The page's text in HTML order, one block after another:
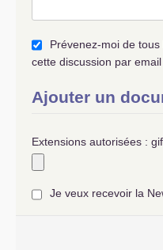
Prévenez-moi de
cette discussion par email
Ajouter un
Extensions autorisées :
Je veux recevoir la